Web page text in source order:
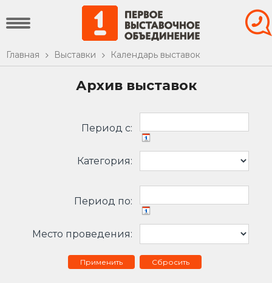
Главная Выставки Календарь выставок
Архив выставок
Период c:
Категория:
Период по:
Место проведения:
Сбросить